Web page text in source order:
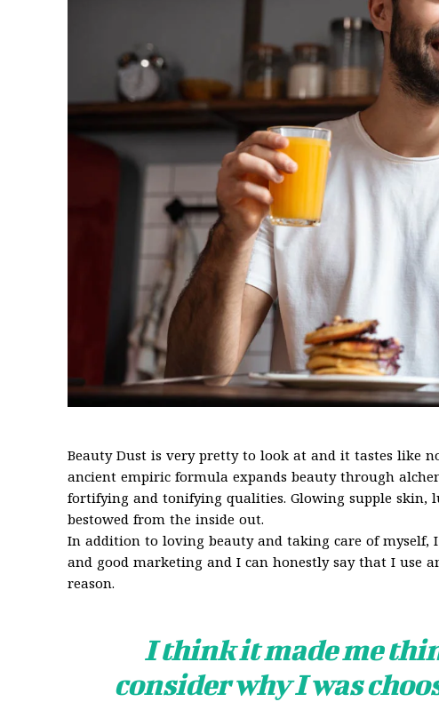
Beauty Dust is very pretty to look at and it tastes like
ancient empiric formula expands beauty through
fortifying and tonifying qualities. Glowing supple
bestowed from the inside out.
In addition to loving beauty and taking care of myself,
and good marketing and I can honestly say that I use
reason.
I think it made me
consider why I was